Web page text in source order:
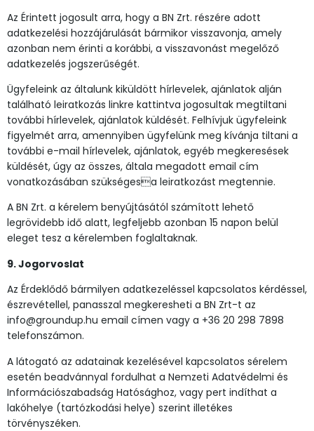
Az Érintett jogosult arra, hogy a BN Zrt. részére adott
adatkezelési hozzájárulását bármikor visszavonja, amely
azonban nem érinti a korábbi, a visszavonást megelőző
adatkezelés jogszerűségét.
Ügyfeleink az általunk kiküldött hírlevelek, ajánlatok alján
található leiratkozás linkre kattintva jogosultak megtiltani
további hírlevelek, ajánlatok küldését. Felhívjuk ügyfeleink
figyelmét arra, amennyiben ügyfelünk meg kívánja tiltani a
további e-mail hírlevelek, ajánlatok, egyéb megkeresések
küldését, úgy az összes, általa megadott email cím
vonatkozásában szükségesa leiratkozást megtennie.
A BN Zrt. a kérelem benyújtásától számított lehető
legrövidebb idő alatt, legfeljebb azonban 15 napon belül
eleget tesz a kérelemben foglaltaknak.
9. Jogorvoslat
Az Érdeklődő bármilyen adatkezeléssel kapcsolatos kérdéssel,
észrevétellel, panasszal megkeresheti a BN Zrt-t az
info@groundup.hu email címen vagy a +36 20 298 7898
telefonszámon.
A látogató az adatainak kezelésével kapcsolatos sérelem
esetén beadvánnyal fordulhat a Nemzeti Adatvédelmi és
Információszabadság Hatósághoz, vagy pert indíthat a
lakóhelye (tartózkodási helye) szerint illetékes
törvényszéken.